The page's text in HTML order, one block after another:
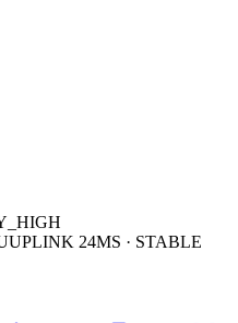
UPLINK 24MS · STABLE